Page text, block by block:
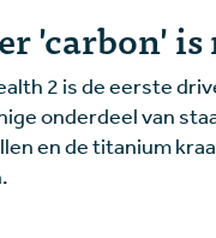
'carbon'
2 is de eerste
onderdeel van
en de titanium